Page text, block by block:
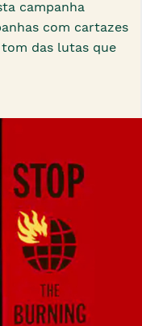
campanha
com cartazes
das lutas que